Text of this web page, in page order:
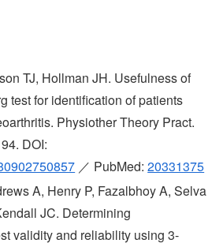
TJ, Hollman JH. Usefulness of
test for identification of patients
Physiother Theory Pract.
DOI:
／ PubMed:20331375
A, Henry P, Fazalbhoy A, Selva
JC. Determining
validity and reliability using 3-